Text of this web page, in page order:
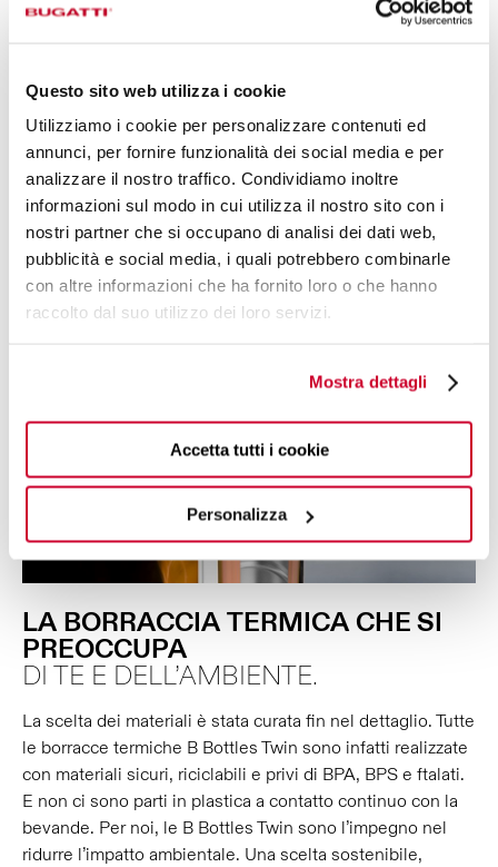
Questo sito web utilizza i cookie
Utilizziamo i cookie per personalizzare contenuti ed
annunci, per fornire funzionalità dei social media e per
analizzare il nostro traffico. Condividiamo inoltre
informazioni sul modo in cui utilizza il nostro sito con i
nostri partner che si occupano di analisi dei dati web,
pubblicità e social media, i quali potrebbero combinarle
con altre informazioni che ha fornito loro o che hanno
raccolto dal suo utilizzo dei loro servizi.
Mostra dettagli
Accetta tutti i cookie
Personalizza
e preserveranno il ghiaccio fino a 36 ore. Inoltre, l’ampia
bevande gassate!
LA BORRACCIA TERMICA CHE SI
PREOCCUPA
DI TE E DELL’AMBIENTE.
La scelta dei materiali è stata curata fin nel dettaglio. Tutte
le borracce termiche B Bottles Twin sono infatti realizzate
con materiali sicuri, riciclabili e privi di BPA, BPS e ftalati.
E non ci sono parti in plastica a contatto continuo con la
bevande. Per noi, le B Bottles Twin sono l’impegno nel
ridurre l’impatto ambientale. Una scelta sostenibile,